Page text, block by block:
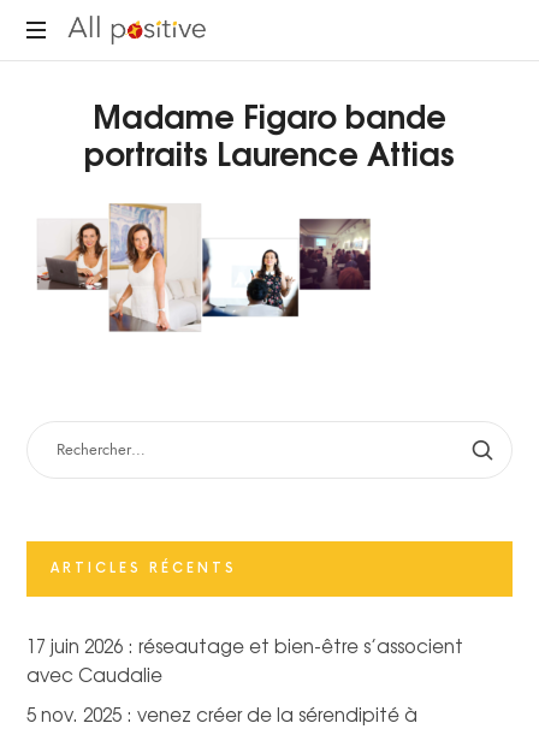
All
réinventer."
Madame Figaro bande
portraits Laurence Attias
RECHERCHER :
ARTICLES RÉCENTS
17 juin 2026 : réseautage et bien-être s’associent
avec Caudalie
5 nov. 2025 : venez créer de la sérendipité à